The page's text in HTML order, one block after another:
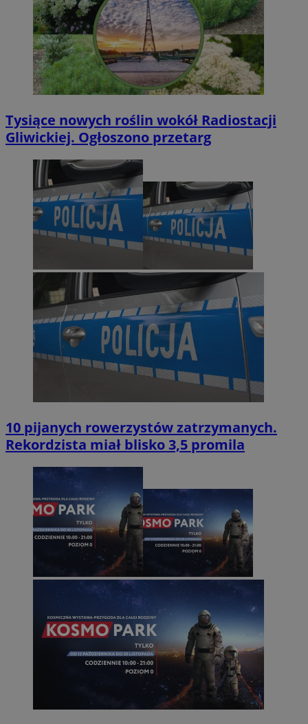
Tysiące nowych roślin wokół Radiostacji
Gliwickiej. Ogłoszono przetarg
10 pijanych rowerzystów zatrzymanych.
Rekordzista miał blisko 3,5 promila